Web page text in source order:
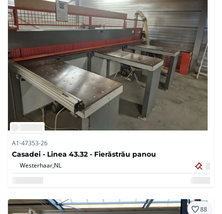
A1-47353-26
Casadei - Linea 43.32 - Fierăstrău panou
Westerhaar,NL
88